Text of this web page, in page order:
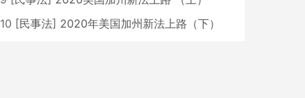
10 [民事法] 2020年美国加州新法上路（下）